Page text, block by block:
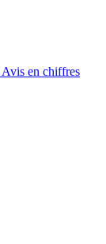
Avis en chiffres